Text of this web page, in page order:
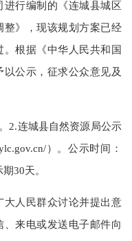
行编制的《连城县城区
整》，现该规划方案已经
根据《中华人民共和国
公示，征求公众意见及
连城县自然资源局公示
）。公示时间：
30天。
人民群众讨论并提出意
、来电或发送电子邮件向